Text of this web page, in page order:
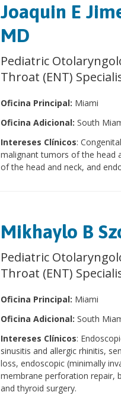
Joaquin E
MD
Pediatric
Throat (ENT)
Oficina Principal: Miami
Oficina Adicional:South
Intereses Clínicos:
malignant tumors of the head
of the head and neck, and
Mikhaylo B
Pediatric
Throat (ENT)
Oficina Principal: Miami
Oficina Adicional:South
Intereses Clínicos:
sinusitis and allergic rhinitis,
loss, endoscopic (minimally
membrane perforation repair,
and thyroid surgery.